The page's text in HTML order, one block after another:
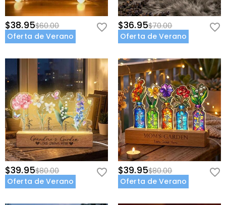
$38.95$60.00
Oferta de Verano
$36.95$70.00
Oferta de Verano
$39.95$80.00
Oferta de Verano
$39.95$80.00
Oferta de Verano